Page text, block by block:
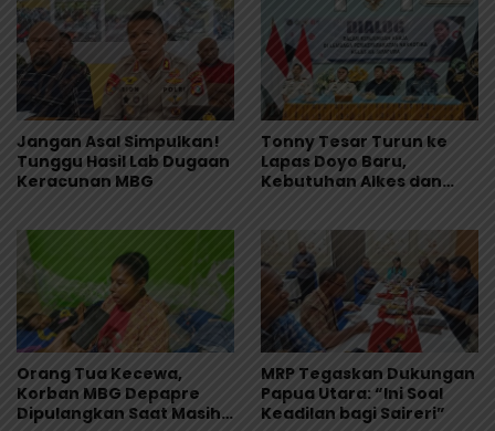
Jangan Asal Simpulkan!
Tunggu Hasil Lab Dugaan
Keracunan MBG
Tonny Tesar Turun ke
Lapas Doyo Baru,
Kebutuhan Alkes dan
Orang Tua Kecewa,
Korban MBG Depapre
Dipulangkan Saat Masih
MRP Tegaskan Dukungan
Papua Utara: “Ini Soal
Keadilan bagi Saireri”